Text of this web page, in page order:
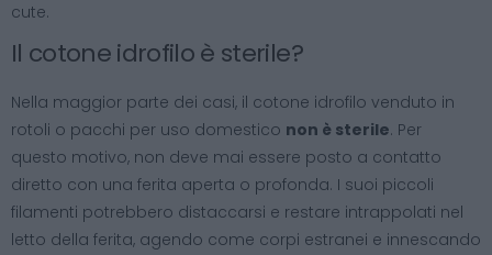
cute.
Il cotone idrofilo è sterile?
Nella maggior parte dei casi, il cotone idrofilo venduto in
rotoli o pacchi per uso domestico non è sterile. Per
questo motivo, non deve mai essere posto a contatto
diretto con una ferita aperta o profonda. I suoi piccoli
filamenti potrebbero distaccarsi e restare intrappolati nel
letto della ferita, agendo come corpi estranei e innescando